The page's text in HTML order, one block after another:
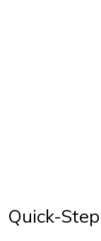
Quick-Step